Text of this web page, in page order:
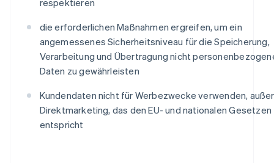
die erforderlichen Maßnahmen ergreifen, um ein
angemessenes Sicherheitsniveau für die Speicherung,
Verarbeitung und Übertragung nicht
Daten zu gewährleisten
Kundendaten nicht für Werbezwecke verwenden,
Direktmarketing, das den EU- und nationalen Gesetzen
entspricht